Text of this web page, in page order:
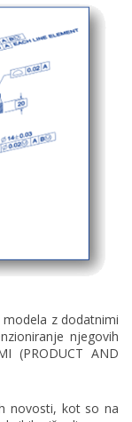
z dodatnimi
njegovih
(PRODUCT AND
novosti, kot so na